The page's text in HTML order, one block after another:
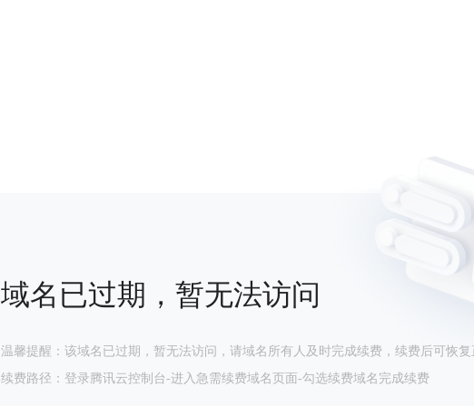
域名已过期，暂无法访问
温馨提醒：该域名已过期，暂无法访问，请域名所有人及时完成续费，续费后可恢复
续费路径：登录腾讯云控制台-进入急需续费域名页面-勾选续费域名完成续费